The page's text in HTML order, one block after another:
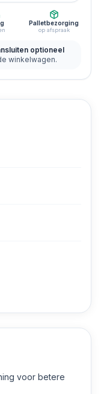
Palletbezorging
op afspraak
optioneel
winkelwagen.
voor betere